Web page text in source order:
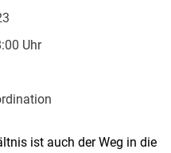
Uhr
ist auch der Weg in die